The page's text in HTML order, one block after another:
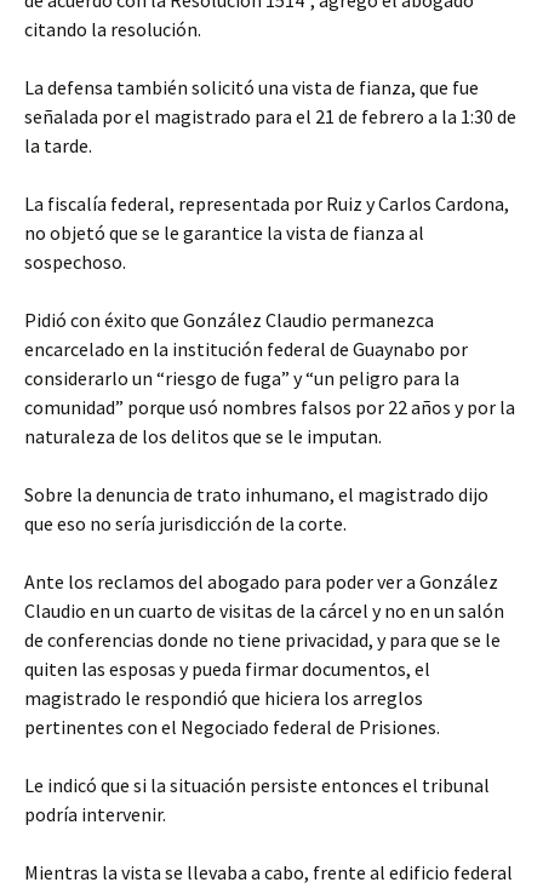
citando la resolución.
La defensa también solicitó una vista de fianza, que fue
señalada por el magistrado para el 21 de febrero a la 1:30 de
la tarde.
La fiscalía federal, representada por Ruiz y Carlos Cardona,
no objetó que se le garantice la vista de fianza al
sospechoso.
Pidió con éxito que González Claudio permanezca
encarcelado en la institución federal de Guaynabo por
considerarlo un “riesgo de fuga” y “un peligro para la
comunidad” porque usó nombres falsos por 22 años y por la
naturaleza de los delitos que se le imputan.
Sobre la denuncia de trato inhumano, el magistrado dijo
que eso no sería jurisdicción de la corte.
Ante los reclamos del abogado para poder ver a González
Claudio en un cuarto de visitas de la cárcel y no en un salón
de conferencias donde no tiene privacidad, y para que se le
quiten las esposas y pueda firmar documentos, el
magistrado le respondió que hiciera los arreglos
pertinentes con el Negociado federal de Prisiones.
Le indicó que si la situación persiste entonces el tribunal
podría intervenir.
Mientras la vista se llevaba a cabo, frente al edificio federal